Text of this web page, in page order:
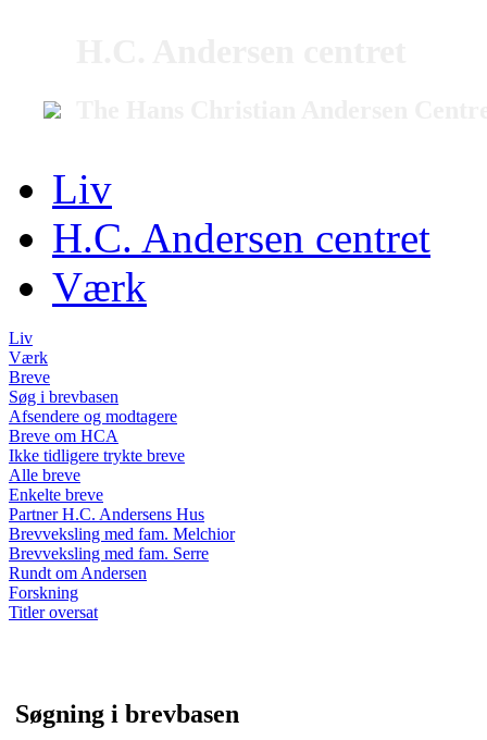
Liv
H.C. Andersen centret
Værk
Liv
Værk
Breve
Søg i brevbasen
Afsendere og modtagere
Breve om HCA
Ikke tidligere trykte breve
Alle breve
Enkelte breve
Partner H.C. Andersens Hus
Brevveksling med fam. Melchior
Brevveksling med fam. Serre
Rundt om Andersen
Forskning
Titler oversat
Søgning i brevbasen